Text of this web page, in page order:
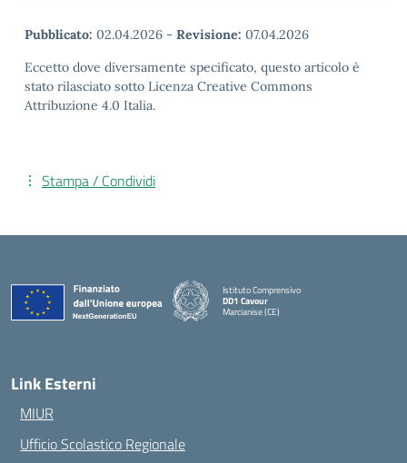
Pubblicato: 02.04.2026 - Revisione: 07.04.2026
Eccetto dove diversamente specificato, questo articolo è
stato rilasciato sotto Licenza Creative Commons
Attribuzione 4.0 Italia.
Stampa / Condividi
Istituto Comprensivo
DD1 Cavour
Marcianise (CE)
Link Esterni
MIUR
Ufficio Scolastico Regionale